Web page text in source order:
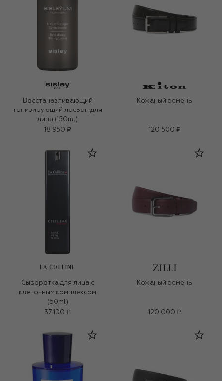
Восстанавливающий
тонизирующий лосьон для
лица (150ml)
18 950 ₽
Кожаный ремень
120 500 ₽
LA COLLINE
Сыворотка для лица с
клеточным комплексом
(50ml)
37 100 ₽
Кожаный ремень
120 000 ₽